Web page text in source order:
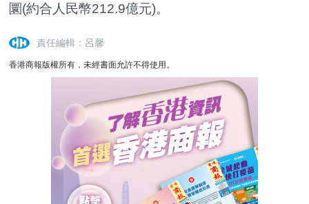
圜(約合人民幣212.9億元)。
責任編輯：呂馨
香港商報版權所有，未經書面允許不得使用。